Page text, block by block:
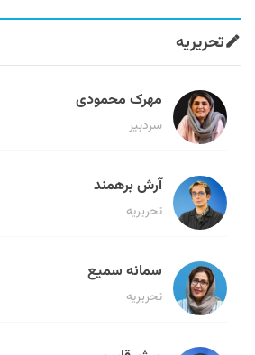
تحریریه
مهرک محمودی
سردبیر
آرش برهمند
تحریریه
سمانه سمیع
تحریریه